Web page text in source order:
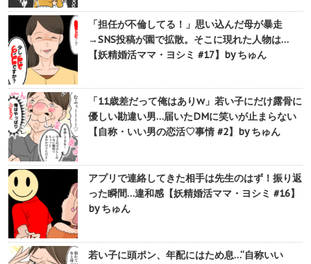
「担任が不倫してる！」思い込んだ母が暴走
→SNS投稿が園で拡散。そこに現れた人物は…
【妖精婚活ママ・ヨシミ #17】by ちゅん
「11歳差だって俺はありw」若い子にだけ露骨に
優しい勘違い男…届いたDMに笑いが止まらない
【自称・いい男の恋活♡事情 #2】by ちゅん
アプリで連絡してきた相手は先生のはず！振り返
った瞬間…違和感【妖精婚活ママ・ヨシミ #16】
by ちゅん
若い子に頭ポン、年配にはため息…“自称いい